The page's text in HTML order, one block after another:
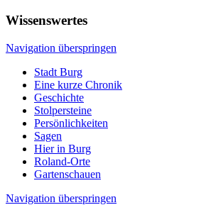
Wissenswertes
Navigation überspringen
Stadt Burg
Eine kurze Chronik
Geschichte
Stolpersteine
Persönlichkeiten
Sagen
Hier in Burg
Roland-Orte
Gartenschauen
Navigation überspringen